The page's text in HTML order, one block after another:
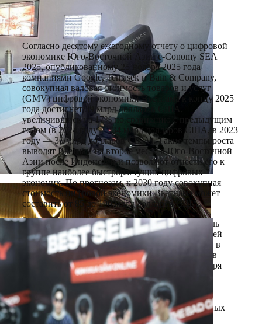
Согласно десятому ежегодному отчету о цифровой
экономике Юго-Восточной Азии e-Conomy SEA
2025, опубликованному 25 ноября 2025 года
компаниями Google, Temasek и Bain & Company,
совокупная валовая стоимость товаров и услуг
(GMV) цифровой экономики Вьетнама к концу 2025
года достигнет 39 млрд долларов США,
увеличившись на 17% по сравнению с предыдущим
годом (в 2024 году — 34 млрд долларов США, в 2023
году — 30 млрд долларов США). Такие темпы роста
выводят Вьетнам на второе место в Юго-Восточной
Азии после Индонезии и позволяют отнести его к
группе наиболее быстрорастущих цифровых
экономик. По прогнозам, к 2030 году совокупная
стоимость цифровой экономики Вьетнама может
составить от 85 до 190 млрд долларов США.
Электронная коммерция продолжает играть роль
основного столпа, обеспечивая около двух третей
объема цифровой экономики, и, как ожидается, в
2025 году превысит отметку в 25 млрд долларов
США, что соответствует росту на 17%. Благодаря
большой численности населения, высокой доле
пользователей интернета и все более широкому
распространению онлайн-покупок Вьетнам
оценивается как один из наиболее перспективных
рынков электронной коммерции в Азии.